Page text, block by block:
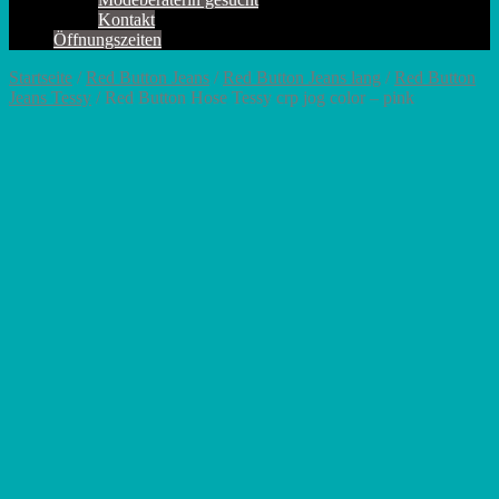
Kontakt
Öffnungszeiten
Startseite /Red Button Jeans /Red Button Jeans lang /Red Button
Jeans Tessy / Red Button Hose Tessy crp jog color – pink